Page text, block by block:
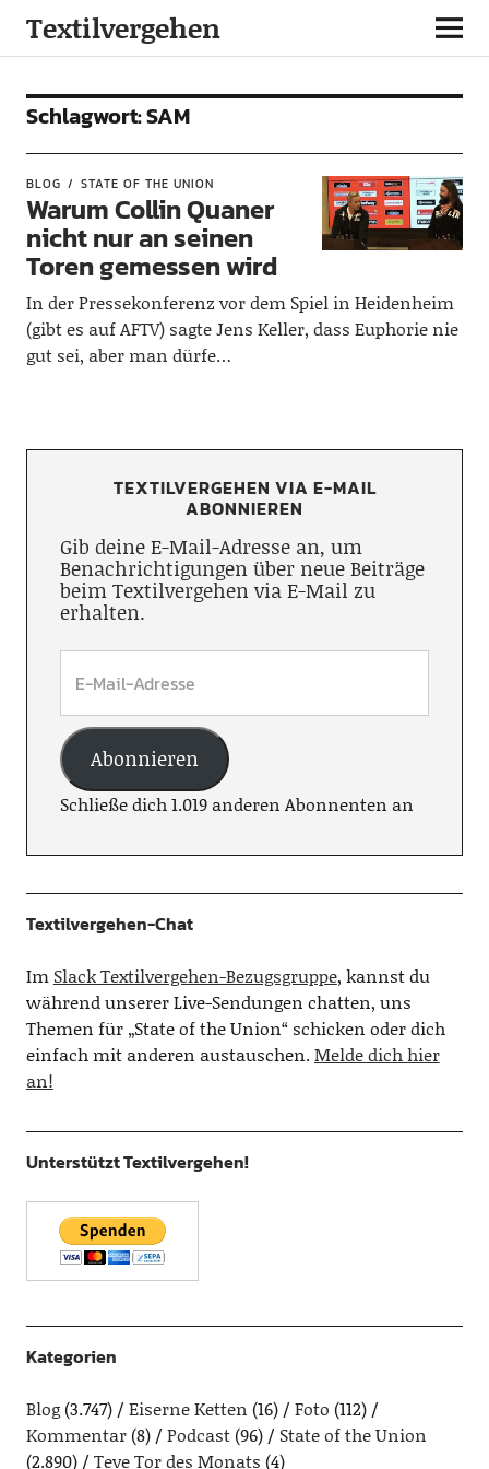
Textilvergehen
Schlagwort:SAM
BLOG STATE OF THE UNION
Warum Collin Quaner
nicht nur an seinen
Toren gemessen wird
In der Pressekonferenz vor dem Spiel in Heidenheim
(gibt es auf AFTV) sagte Jens Keller, dass Euphorie nie
gut sei, aber man dürfe…
TEXTILVERGEHEN VIA E-MAIL
ABONNIEREN
Gib deine E-Mail-Adresse an, um
Benachrichtigungen über neue Beiträge
beim Textilvergehen via E-Mail zu
erhalten.
Abonnieren
Schließe dich 1.019 anderen Abonnenten an
Textilvergehen-Chat
Im Slack Textilvergehen-Bezugsgruppe, kannst du
während unserer Live-Sendungen chatten, uns
Themen für „State of the Union“ schicken oder dich
einfach mit anderen austauschen.Melde dich hier
an!
Unterstützt Textilvergehen!
Kategorien
Blog(3.747) Eiserne Ketten (16) Foto (112)
Kommentar(8) Podcast(96)
State of the Union
(2.890)
Teve Tor des Monats (4)